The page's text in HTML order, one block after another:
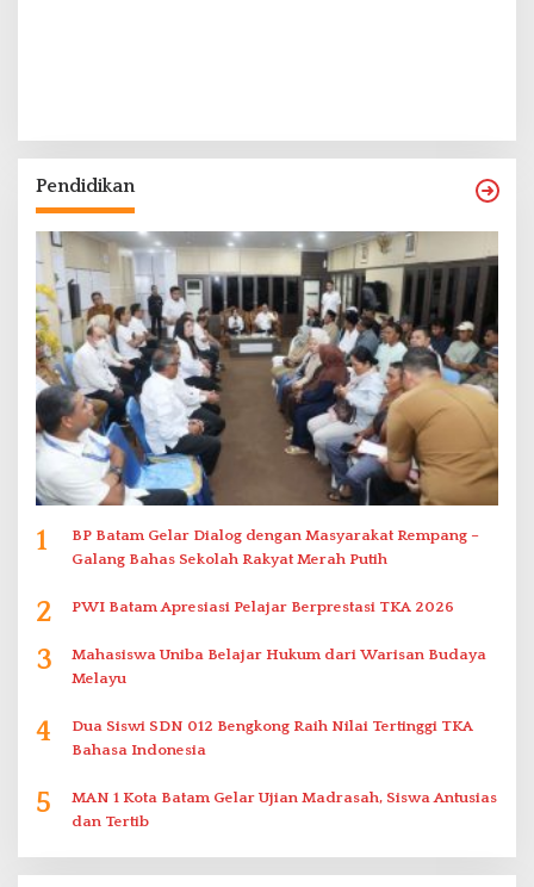
Pendidikan
1
BP Batam Gelar Dialog dengan Masyarakat Rempang –
Galang Bahas Sekolah Rakyat Merah Putih
2 PWI Batam Apresiasi Pelajar Berprestasi TKA 2026
3
Mahasiswa Uniba Belajar Hukum dari Warisan Budaya
Melayu
4
Dua Siswi SDN 012 Bengkong Raih Nilai Tertinggi TKA
Bahasa Indonesia
5
MAN 1 Kota Batam Gelar Ujian Madrasah, Siswa Antusias
dan Tertib